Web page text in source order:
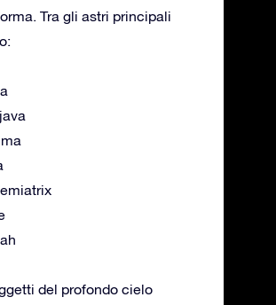
Tra gli astri principali
del profondo cielo